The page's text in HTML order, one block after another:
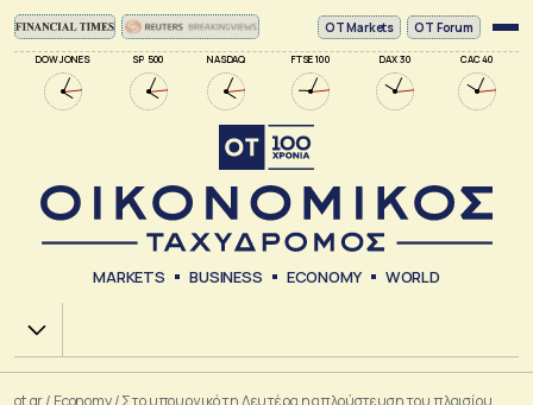
DOW JONES SP 500 NASDAQ FTSE 100 DAX 30 CAC 40
ΟΤ Markets OT Forum
MARKETS BUSINESS ECONOMY WORLD
Χ.Α.
ot.gr/ Economy/Στο υπουργικό τη Δευτέρα η απλούστευση του πλαισίου